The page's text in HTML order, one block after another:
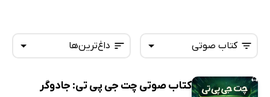
داغ‌ترین‌ها
تازه‌ها
کتاب صوتی
همه کتاب‌ها
کتاب صوتی چت جی پی تی: جادوگر